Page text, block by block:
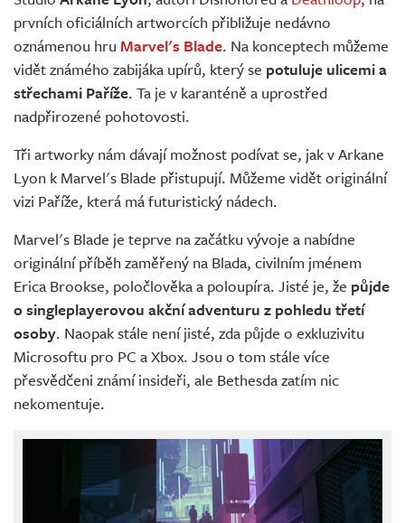
Živě
prvních oficiálních artworcích přibližuje nedávno
oznámenou hru Marvel's Blade. Na konceptech můžeme
vidět známého zabijáka upírů, který se potuluje ulicemi a
střechami Paříže. Ta je v karanténě a uprostřed
nadpřirozené pohotovosti.
Tři artworky nám dávají možnost podívat se, jak v Arkane
Lyon k Marvel's Blade přistupují. Můžeme vidět originální
vizi Paříže, která má futuristický nádech.
Marvel's Blade je teprve na začátku vývoje a nabídne
originální příběh zaměřený na Blada, civilním jménem
Erica Brookse, poločlověka a poloupíra. Jisté je, že půjde
o singleplayerovou akční adventuru z pohledu třetí
osoby. Naopak stále není jisté, zda půjde o exkluzivitu
Microsoftu pro PC a Xbox. Jsou o tom stále více
přesvědčeni známí insideři, ale Bethesda zatím nic
nekomentuje.